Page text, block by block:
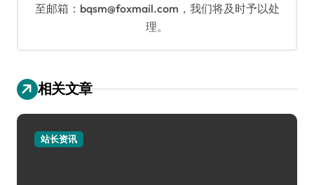
至邮箱：bqsm@foxmail.com，我们将及时予以处
理。
相关文章
站长资讯